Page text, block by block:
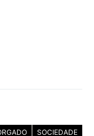
SOCIEDADE